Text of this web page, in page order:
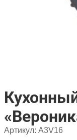
Артикул: A3V16